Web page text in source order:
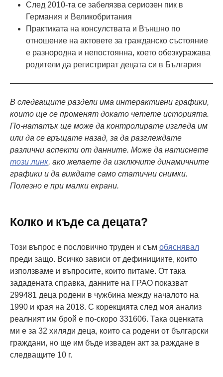
След 2010-та се забелязва сериозен пик в
Германия и Великобритания
Практиката на консулствата и Външно по
отношение на актовете за гражданско състояние
е разнородна и непостоянна, което обезкуражава
родители да регистрират децата си в България
В следващите раздели има интерактивни графики,
които ще се променят докато четете историята.
По-нататък ще може да контролирате изгледа им
или да се връщате назад, за да разглеждате
различни аспекти от данните. Може да натиснете
този линк, ако желаете да изключите динамичните
графики и да виждате само статични снимки.
Полезно е при малки екрани.
Колко и къде са децата?
Този въпрос е пословично труден и съм обяснявал
преди защо. Всичко зависи от дефинициите, които
използваме и въпросите, които питаме. От така
зададената справка, данните на ГРАО показват
299481 деца родени в чужбина между началото на
1990 и края на 2018. С корекцията след моя анализ
реалният им брой е по-скоро 331606. Така оценката
ми е за 32 хиляди деца, които са родени от български
граждани, но ще им бъде изваден акт за раждане в
следващите 10 г.